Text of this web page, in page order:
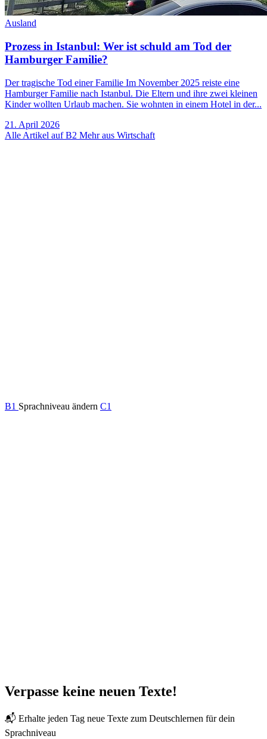
Ausland
Prozess in Istanbul: Wer ist schuld am Tod der
Hamburger Familie?
Der tragische Tod einer Familie Im November 2025 reiste eine
Hamburger Familie nach Istanbul. Die Eltern und ihre zwei kleinen
Kinder wollten Urlaub machen. Sie wohnten in einem Hotel in der...
21. April 2026
Alle Artikel auf B2 Mehr aus Wirtschaft
B1 Sprachniveau ändern C1
Verpasse keine neuen Texte!
📬 Erhalte jeden Tag neue Texte zum Deutschlernen für dein
Sprachniveau